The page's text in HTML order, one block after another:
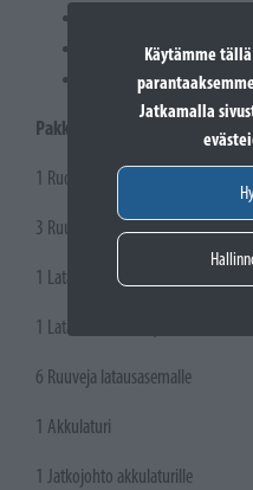
Käytämme
Jatkamalla
Suositeltu nurmikon koko
Maksimi kaltevuus: 45%
Pakkauksen sisältö
1 Ruohonleikkuri
3 Ruuvia
1 Lataustorni
1 Latausalustan levy
6 Ruuveja latausasemalle
1 Akkulaturi
1 Jatkojohto akkulaturille